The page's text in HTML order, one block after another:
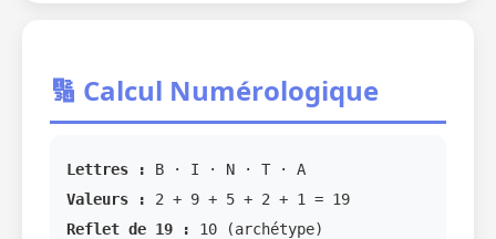
🔢 Calcul Numérologique
Lettres :
B · I · N · T · A
Valeurs :
2 + 9 + 5 + 2 + 1 = 19
Reflet de 19 :
10 (archétype)